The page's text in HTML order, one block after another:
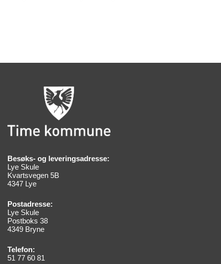
Besøks- og leveringsadresse:
Lye Skule
Kvartsvegen 5B
4347 Lye
Postadresse:
Lye Skule
Postboks 38
4349 Bryne
Telefon:
51 77 60 81